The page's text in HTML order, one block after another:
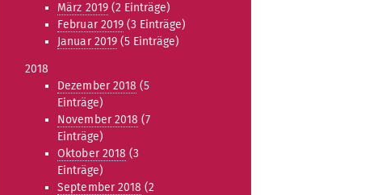
März 2019(2 Einträge)
Februar 2019 (3 Einträge)
Januar 2019 (5 Einträge)
2018
Dezember 2018 (5
Einträge)
November 2018 (7
Einträge)
Oktober 2018 (3
Einträge)
September 2018 (2